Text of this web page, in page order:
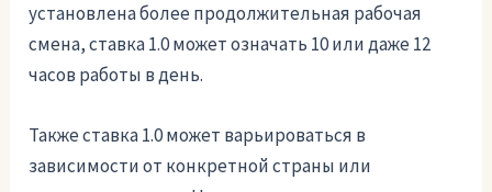
установлена более продолжительная рабочая
смена, ставка 1.0 может означать 10 или даже 12
часов работы в день.
Также ставка 1.0 может варьироваться в
зависимости от конкретной страны или